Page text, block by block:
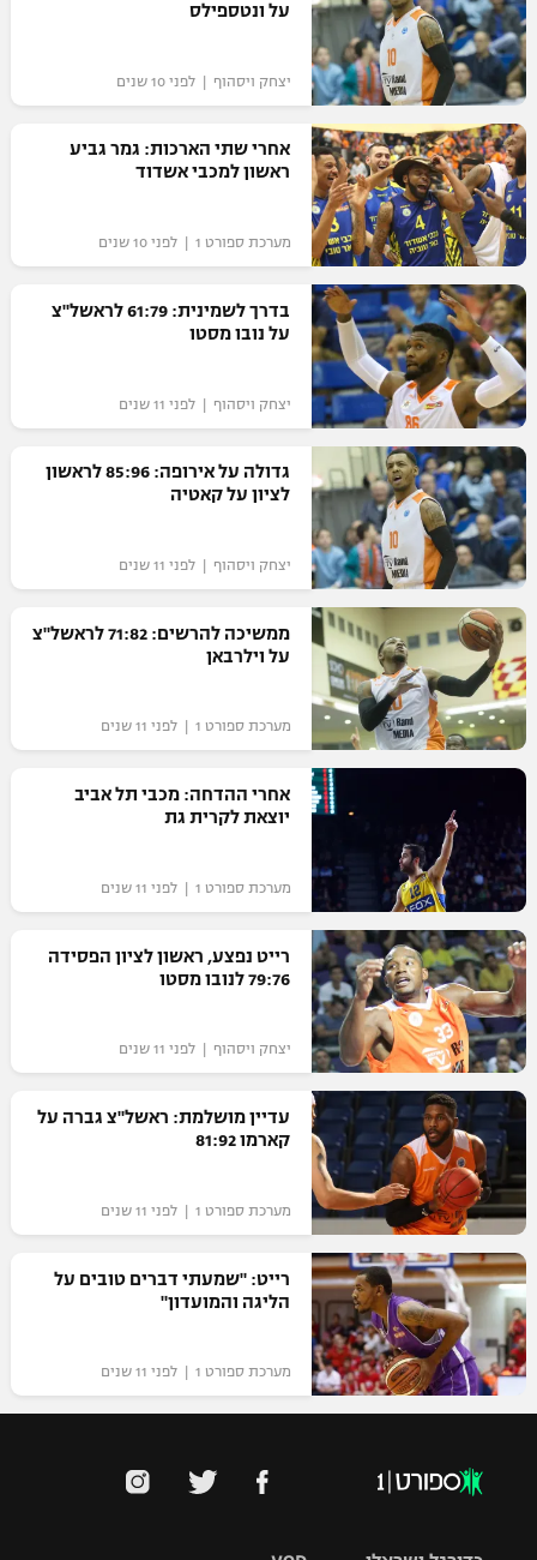
הצטרפות לחבילת הערוצים
לוח דרושים – ג'ובנט
תגיות
המגזין
על ונטספילס
יצחק ויסהוף | לפני 10 שנים
אחרי שתי הארכות: גמר גביע
ראשון למכבי אשדוד
מערכת ספורט 1 | לפני 10 שנים
בדרך לשמינית: 61:79 לראשל"צ
על נובו מסטו
יצחק ויסהוף | לפני 11 שנים
גדולה על אירופה: 85:96 לראשון
לציון על קאטיה
יצחק ויסהוף | לפני 11 שנים
ממשיכה להרשים: 71:82 לראשל"צ
על וילרבאן
מערכת ספורט 1 | לפני 11 שנים
אחרי ההדחה: מכבי תל אביב
יוצאת לקרית גת
מערכת ספורט 1 | לפני 11 שנים
רייט נפצע, ראשון לציון הפסידה
79:76 לנובו מסטו
יצחק ויסהוף | לפני 11 שנים
עדיין מושלמת: ראשל"צ גברה על
קארמו 81:92
מערכת ספורט 1 | לפני 11 שנים
רייט: "שמעתי דברים טובים על
הליגה והמועדון"
מערכת ספורט 1 | לפני 11 שנים